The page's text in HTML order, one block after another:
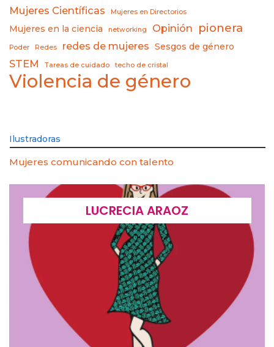
Mujeres Científicas Mujeres en Directorios
Mujeres en la ciencia networking Opinión pionera
Poder Redes redes de mujeres Sesgos de género
STEM Tareas de cuidado techo de cristal
Violencia de género
Ilustradoras
Mujeres comunicando con talento
LUCRECIA ARAOZ